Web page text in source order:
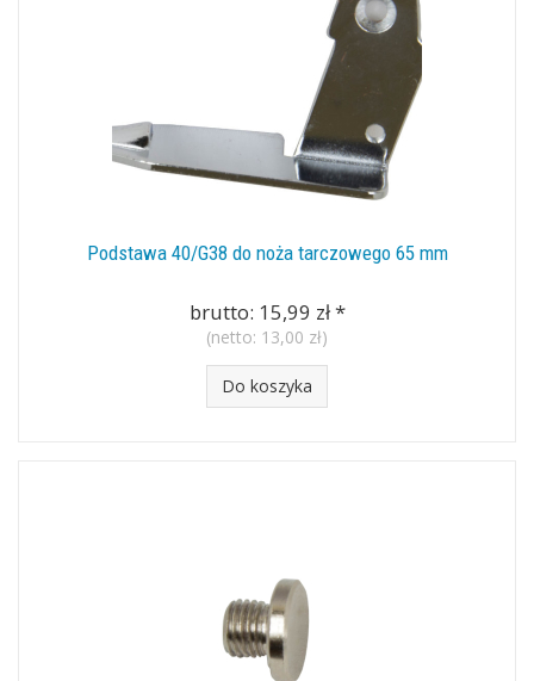
Podstawa 40/G38 do noża tarczowego 65 mm
brutto: 15,99 zł*
(netto: 13,00 zł)
Do koszyka